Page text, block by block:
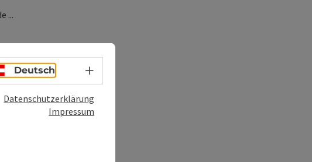
...
Deutsch Sprachwahl - Menü öffnen
Datenschutzerklärung
Impressum